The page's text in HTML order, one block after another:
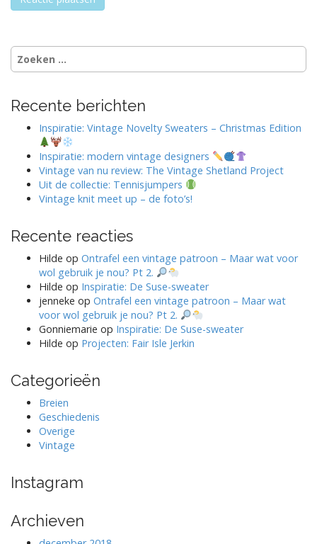
Zoeken
naar:
Recente berichten
Inspiratie: Vintage Novelty Sweaters – Christmas Edition
Inspiratie: modern vintage designers
Vintage van nu review: The Vintage Shetland Project
Uit de collectie: Tennisjumpers
Vintage knit meet up – de foto’s!
Recente reacties
Hilde op Ontrafel een vintage patroon – Maar wat voor
wol gebruik je nou? Pt 2.
Hilde op Inspiratie: De Suse-sweater
jenneke op Ontrafel een vintage patroon – Maar wat
voor wol gebruik je nou? Pt 2.
Gonniemarie op Inspiratie: De Suse-sweater
Hilde op Projecten: Fair Isle Jerkin
Categorieën
Breien
Geschiedenis
Overige
Vintage
Instagram
Archieven